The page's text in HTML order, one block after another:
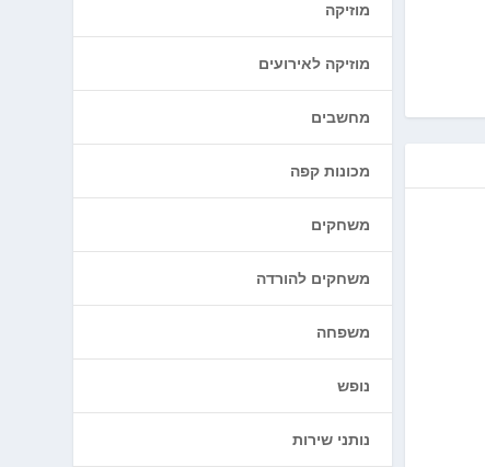
מוזיקה
מוזיקה לאירועים
מחשבים
מכונות קפה
משחקים
משחקים להורדה
משפחה
נופש
נותני שירות